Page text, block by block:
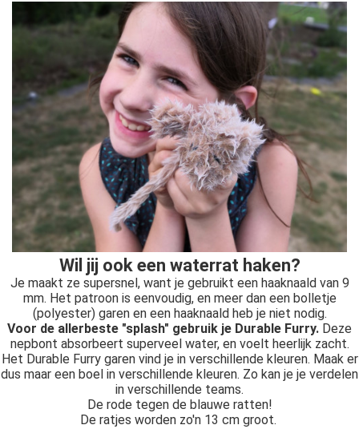
Wil jij ook een waterrat haken?
Je maakt ze supersnel, want je gebruikt een haaknaald van 9
mm. Het patroon is eenvoudig, en meer dan een bolletje
(polyester) garen en een haaknaald heb je niet nodig.
Voor de allerbeste "splash" gebruik je Durable Furry. Deze
nepbont absorbeert superveel water, en voelt heerlijk zacht.
Het Durable Furry garen vind je in verschillende kleuren. Maak er
dus maar een boel in verschillende kleuren. Zo kan je je verdelen
in verschillende teams.
De rode tegen de blauwe ratten!
De ratjes worden zo'n 13 cm groot.